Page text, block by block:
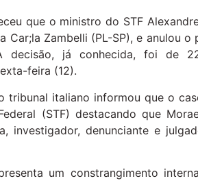
que o ministro do STF
Car;la Zambelli (PL-SP), e anulou
decisão, já conhecida, foi de
feira (12).
tribunal italiano informou que o
(STF) destacando que
investigador, denunciante e
um constrangimento